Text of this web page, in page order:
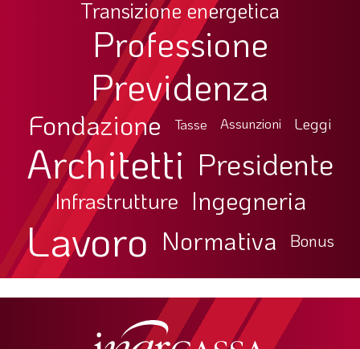
LA VIGNETTA DI EVASIO
SPECIALE
CAMBIA NUMERO
Transizione energetica
Professione
Previdenza
Fondazione Tasse Assunzioni Leggi
Architetti Presidente
Infrastrutture Ingegneria
Lavoro Normativa Bonus